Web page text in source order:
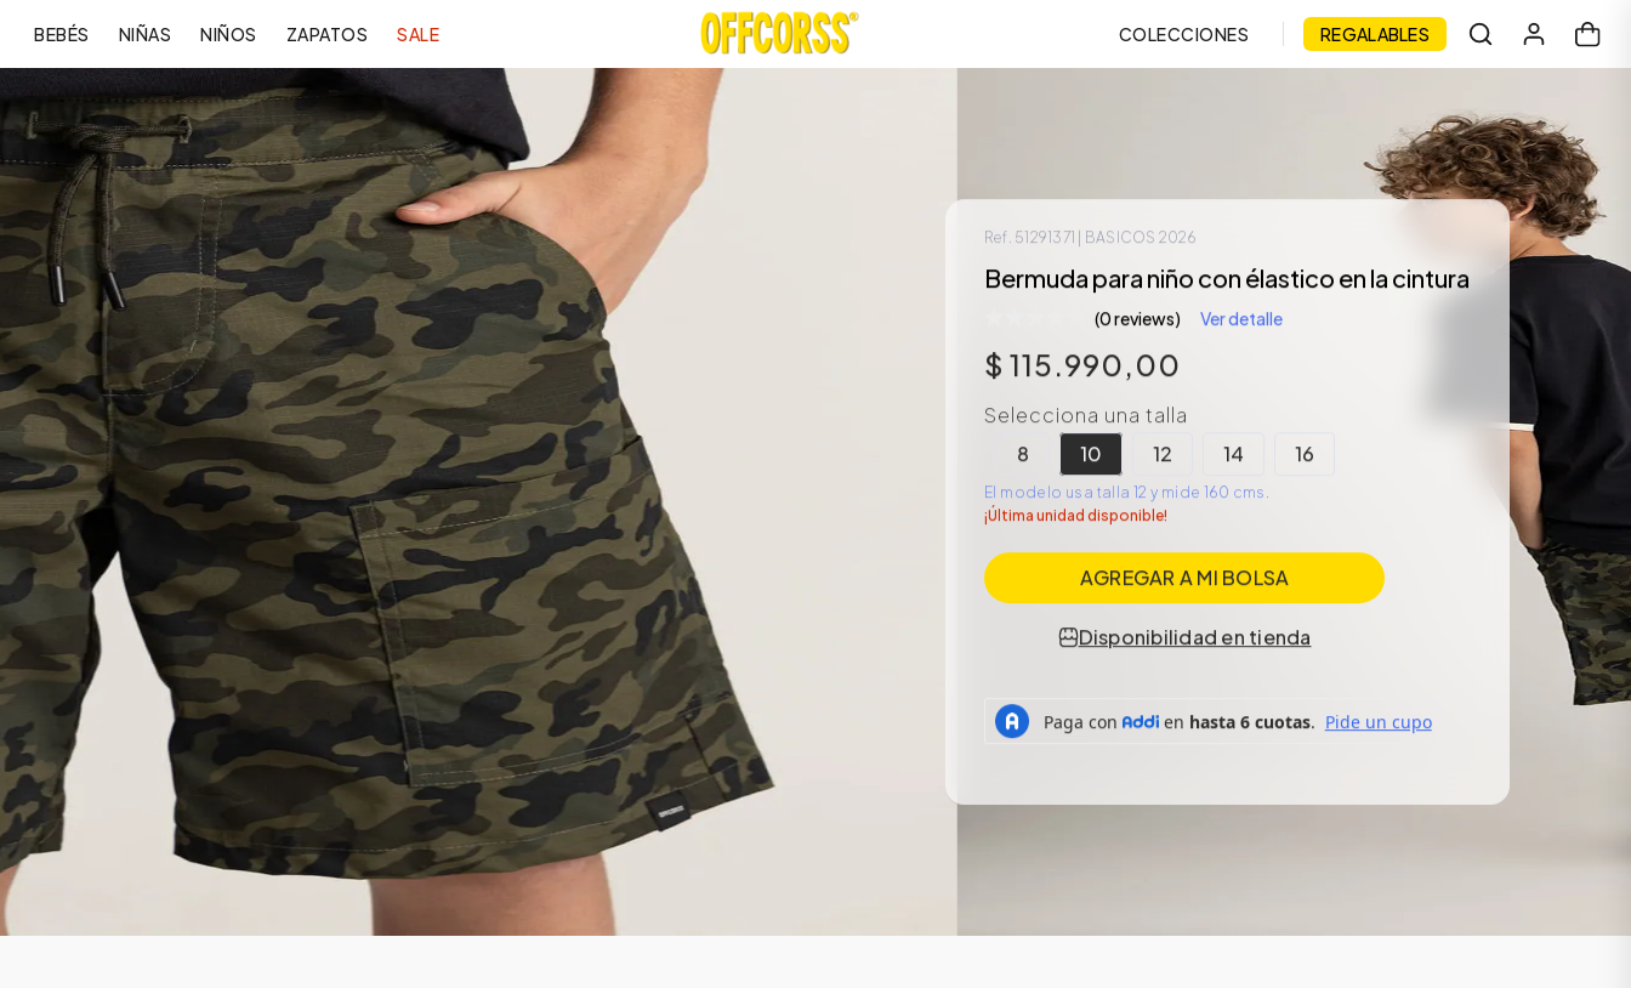
BEBÉS NIÑAS NIÑOS ZAPATOS SALE COLECCIONES REGALABLES
Ref. 51291371 | BASICOS 2026
Bermuda para niño con élastico en la cintura
(0 reviews) Ver detalle
$ 115.990,00
Selecciona una talla
8
10 12 14 16
El modelo usa talla 12 y mide 160 cms.
¡Última unidad disponible!
AGREGAR A MI BOLSA
Disponibilidad en tienda